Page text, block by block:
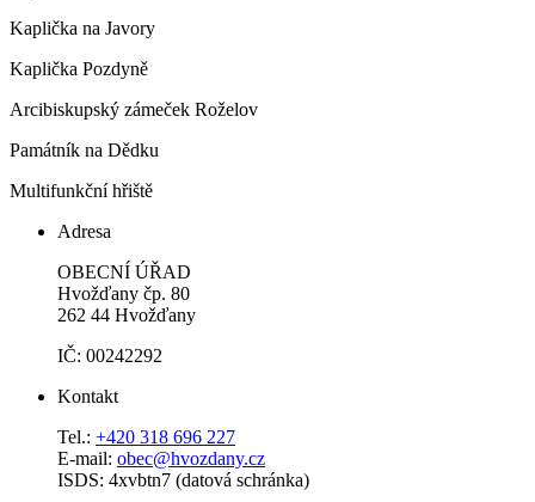
Kaplička na Javory
Kaplička Pozdyně
Arcibiskupský zámeček Roželov
Památník na Dědku
Multifunkční hřiště
Adresa
OBECNÍ ÚŘAD
Hvožďany čp. 80
262 44 Hvožďany
IČ: 00242292
Kontakt
Tel.: +420 318 696 227
E-mail: obec@hvozdany.cz
ISDS: 4xvbtn7 (datová schránka)